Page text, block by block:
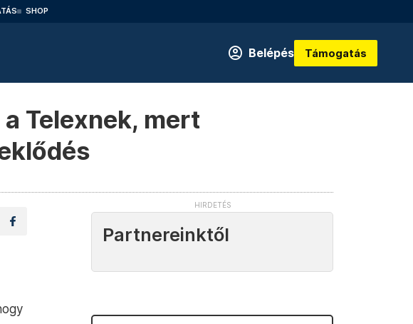
SHOP
Belépés Támogatás
Telexnek, mert
Partnereinktől